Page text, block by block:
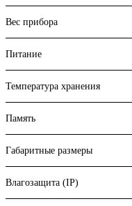
Вес прибора
Питание
Температура хранения
Память
Габаритные размеры
Влагозащита (IP)